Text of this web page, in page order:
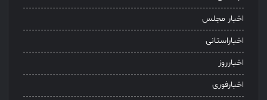
اخبار مجلس
اخباراستانی
اخبارروز
اخبارفوری